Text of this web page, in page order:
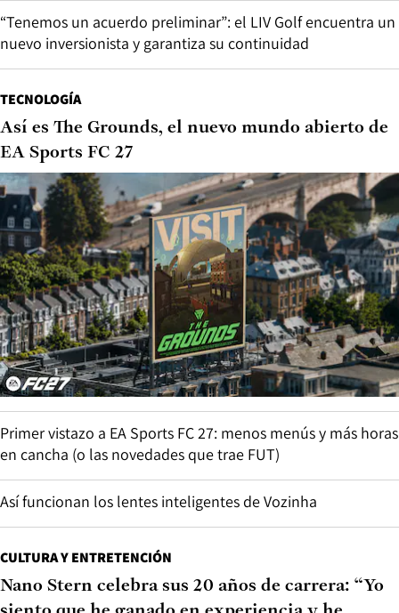
“Tenemos un acuerdo preliminar”: el LIV Golf encuentra un
nuevo inversionista y garantiza su continuidad
TECNOLOGÍA
Así es The Grounds, el nuevo mundo abierto de
EA Sports FC 27
Primer vistazo a EA Sports FC 27: menos menús y más horas
en cancha (o las novedades que trae FUT)
Así funcionan los lentes inteligentes de Vozinha
CULTURA Y ENTRETENCIÓN
Nano Stern celebra sus 20 años de carrera: “Yo